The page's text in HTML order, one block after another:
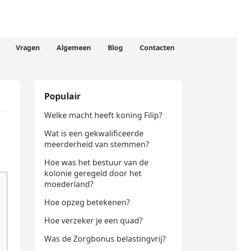
Vragen Algemeen Blog Contacten
Populair
Welke macht heeft koning Filip?
Wat is een gekwalificeerde
meerderheid van stemmen?
Hoe was het bestuur van de
kolonie geregeld door het
moederland?
Hoe opzeg betekenen?
Hoe verzeker je een quad?
Was de Zorgbonus belastingvrij?